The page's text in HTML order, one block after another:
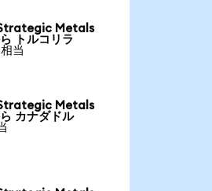
Metals
トルコリラ
当
Metals
カナダドル